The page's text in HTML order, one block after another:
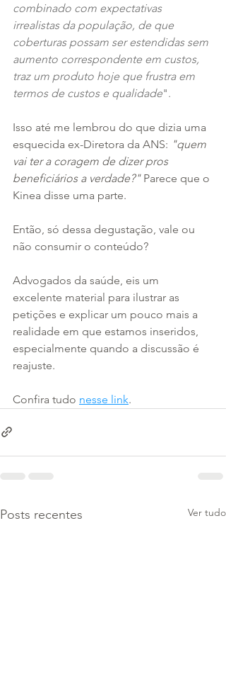
combinado com expectativas
irrealistas da população, de que
coberturas possam ser estendidas sem
aumento correspondente em custos,
traz um produto hoje que frustra em
termos de custos e qualidade".
Isso até me lembrou do que dizia uma
esquecida ex-Diretora da ANS: "quem
vai ter a coragem de dizer pros
beneficiários a verdade?" Parece que o
Kinea disse uma parte.
Então, só dessa degustação, vale ou
não consumir o conteúdo?
Advogados da saúde, eis um
excelente material para ilustrar as
petições e explicar um pouco mais a
realidade em que estamos inseridos,
especialmente quando a discussão é
reajuste.
Confira tudo nesse link.
Posts recentes Ver tudo